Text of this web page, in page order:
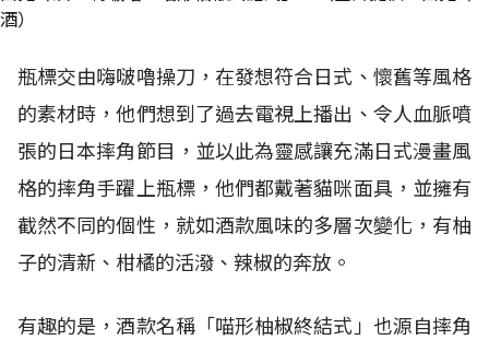
酒）
瓶標交由嗨啵嚕操刀，在發想符合日式、懷舊等風格
的素材時，他們想到了過去電視上播出、令人血脈噴
張的日本摔角節目，並以此為靈感讓充滿日式漫畫風
格的摔角手躍上瓶標，他們都戴著貓咪面具，並擁有
截然不同的個性，就如酒款風味的多層次變化，有柚
子的清新、柑橘的活潑、辣椒的奔放。
有趣的是，酒款名稱「喵形柚椒終結式」也源自摔角